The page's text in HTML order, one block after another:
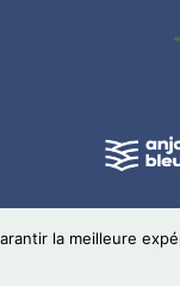
la meilleure